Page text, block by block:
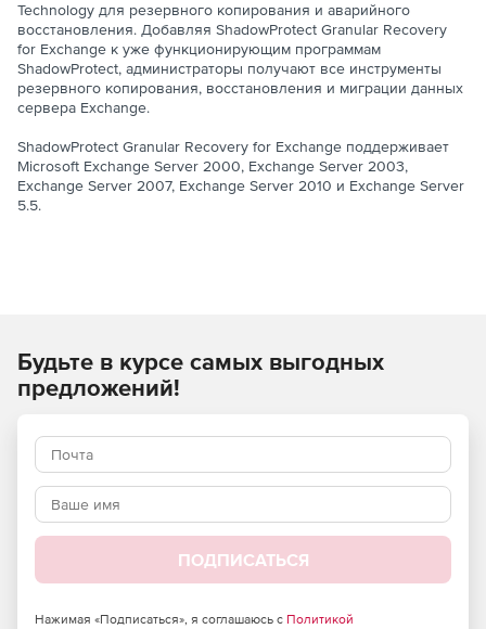
Technology для резервного копирования и аварийного
восстановления. Добавляя ShadowProtect Granular Recovery
for Exchange к уже функционирующим программам
ShadowProtect, администраторы получают все инструменты
резервного копирования, восстановления и миграции данных
сервера Exchange.
ShadowProtect Granular Recovery for Exchange поддерживает
Microsoft Exchange Server 2000, Exchange Server 2003,
Exchange Server 2007, Exchange Server 2010 и Exchange Server
5.5.
Будьте в курсе самых выгодных
предложений!
ПОДПИСАТЬСЯ
Нажимая «Подписаться», я соглашаюсь с Политикой